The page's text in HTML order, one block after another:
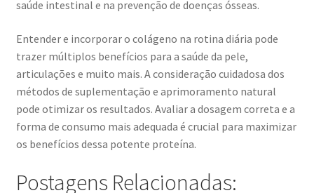
saúde intestinal e na prevenção de doenças ósseas.
Entender e incorporar o colágeno na rotina diária pode
trazer múltiplos benefícios para a saúde da pele,
articulações e muito mais. A consideração cuidadosa dos
métodos de suplementação e aprimoramento natural
pode otimizar os resultados. Avaliar a dosagem correta e a
forma de consumo mais adequada é crucial para maximizar
os benefícios dessa potente proteína.
Postagens Relacionadas: